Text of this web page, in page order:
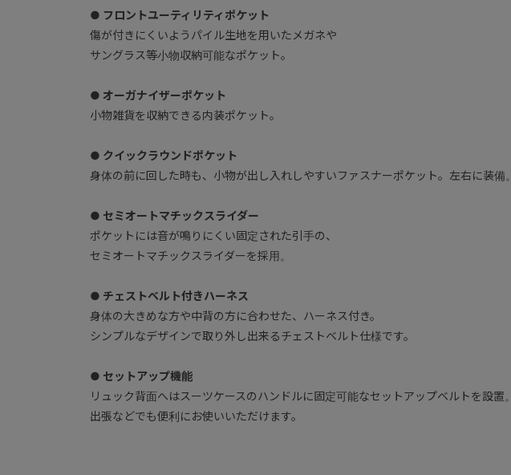
● フロントユーティリティポケット
傷が付きにくいようパイル生地を用いたメガネや
サングラス等小物収納可能なポケット。
● オーガナイザーポケット
小物雑貨を収納できる内装ポケット。
● クイックラウンドポケット
身体の前に回した時も、小物が出し入れしやすいファスナーポケット。左右に装備。
● セミオートマチックスライダー
ポケットには音が鳴りにくい固定された引手の、
セミオートマチックスライダーを採用。
● チェストベルト付きハーネス
身体の大きめな方や中背の方に合わせた、ハーネス付き。
シンプルなデザインで取り外し出来るチェストベルト仕様です。
● セットアップ機能
リュック背面へはスーツケースのハンドルに固定可能なセットアップベルトを設置。
出張などでも便利にお使いいただけます。